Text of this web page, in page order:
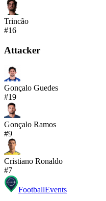
Trincão
#16
Attacker
Gonçalo Guedes
#19
Gonçalo Ramos
#9
Cristiano Ronaldo
#7
FootballEvents